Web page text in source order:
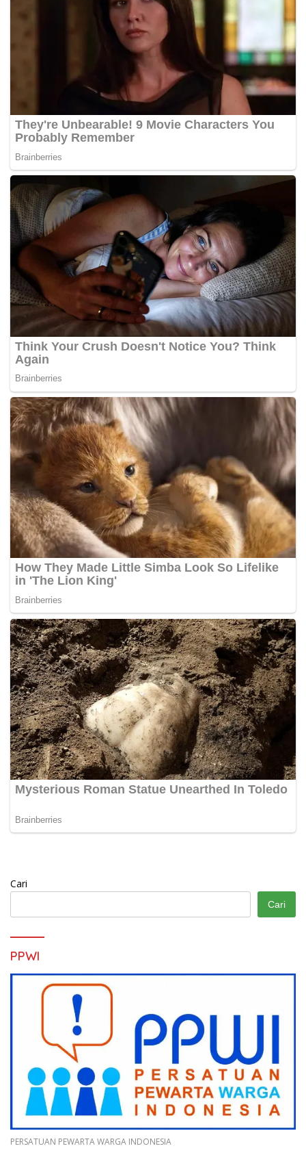
Cari
Cari
PPWI
PERSATUAN PEWARTA WARGA INDONESIA